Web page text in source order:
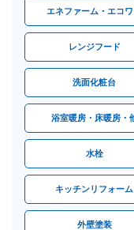
エネファーム・エコ
レンジフード
洗面化粧台
浴室暖房・床暖房・
水栓
キッチンリフォーム
外壁塗装